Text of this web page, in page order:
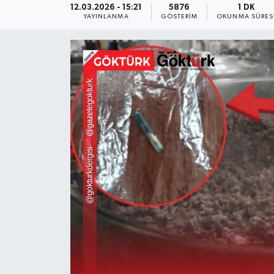
12.03.2026 - 15:21
YAYINLANMA
5876
GÖSTERIM
1 DK
OKUNMA
KEMERBURGAZ
KÜLTÜR - SANAT
MAGAZİN
ÖZEL HABER
SAĞLIK